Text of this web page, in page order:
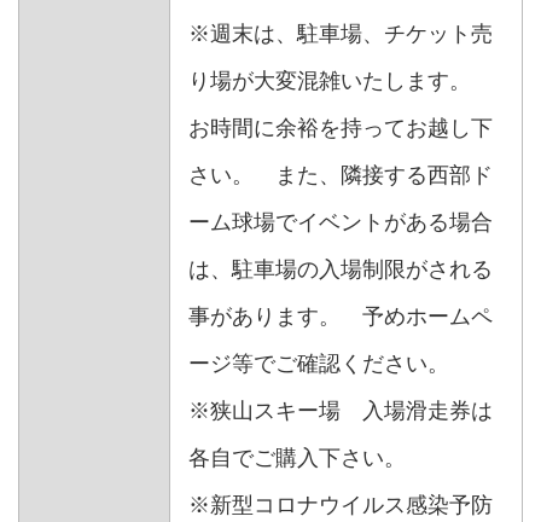
※週末は、駐車場、チケット売
り場が大変混雑いたします。
お時間に余裕を持ってお越し下
さい。 また、隣接する西部ド
ーム球場でイベントがある場合
は、駐車場の入場制限がされる
事があります。 予めホームペ
ージ等でご確認ください。
※狭山スキー場 入場滑走券は
各自でご購入下さい。
※新型コロナウイルス感染予防